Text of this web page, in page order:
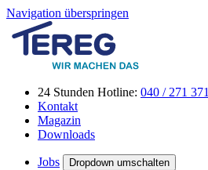
Navigation überspringen
24 Stunden Hotline: 040 / 271 371
Kontakt
Magazin
Downloads
Jobs Dropdown umschalten